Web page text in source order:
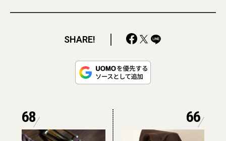
SHARE!
68 66